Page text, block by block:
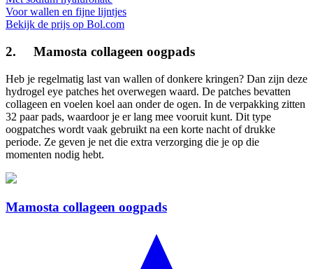
Voor wallen en fijne lijntjes
Bekijk de prijs op Bol.com
2. Mamosta collageen oogpads
Heb je regelmatig last van wallen of donkere kringen? Dan zijn deze
hydrogel eye patches het overwegen waard. De patches bevatten
collageen en voelen koel aan onder de ogen. In de verpakking zitten
32 paar pads, waardoor je er lang mee vooruit kunt. Dit type
oogpatches wordt vaak gebruikt na een korte nacht of drukke
periode. Ze geven je net die extra verzorging die je op die
momenten nodig hebt.
Mamosta collageen oogpads